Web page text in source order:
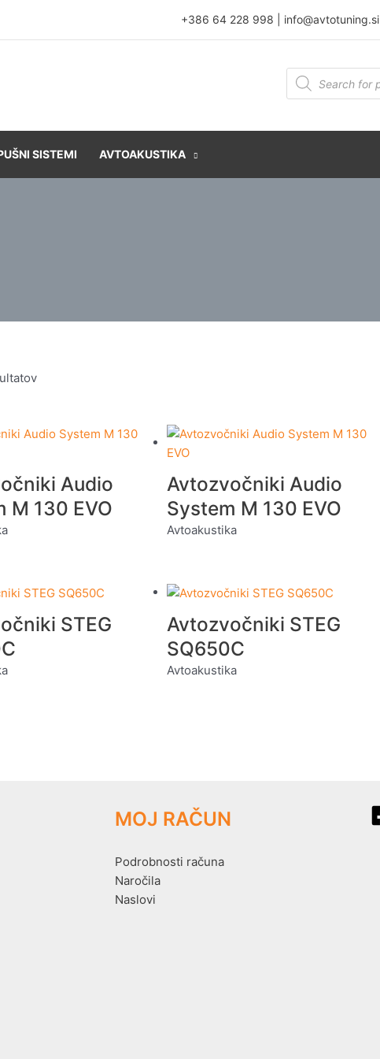
+386 64 228 998 info@avtotuning.si
Products
search
SISTEMI AVTOAKUSTIKA
Audio
M 130 EVO
Avtozvočniki Audio
System M 130 EVO
Avtoakustika
STEG
Avtozvočniki STEG
SQ650C
Avtoakustika
MOJ RAČUN
Podrobnosti računa
Naročila
Naslovi